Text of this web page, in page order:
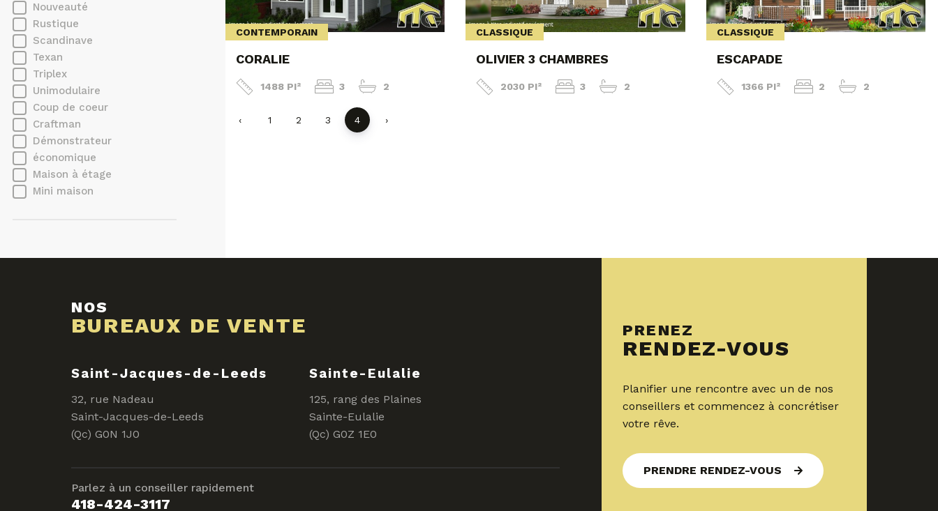
Nouveauté
Rustique
Scandinave
Texan
Triplex
Unimodulaire
Coup de coeur
Craftman
Démonstrateur
économique
Maison à étage
Mini maison
CONTEMPORAIN
CORALIE
1488 PI² 3 2
CLASSIQUE
OLIVIER 3 CHAMBRES
2030 PI² 3 2
CLASSIQUE
ESCAPADE
1366 PI² 2 2
‹ 1 2 3 4 ›
NOS
BUREAUX DE VENTE
Saint-Jacques-de-Leeds
32, rue Nadeau
Saint-Jacques-de-Leeds
(Qc) G0N 1J0
Sainte-Eulalie
125, rang des Plaines
Sainte-Eulalie
(Qc) G0Z 1E0
Parlez à un conseiller rapidement
418-424-3117
PRENEZ
RENDEZ-VOUS
Planifier une rencontre avec un de nos
conseillers et commencez à concrétiser
votre rêve.
PRENDRE RENDEZ-VOUS